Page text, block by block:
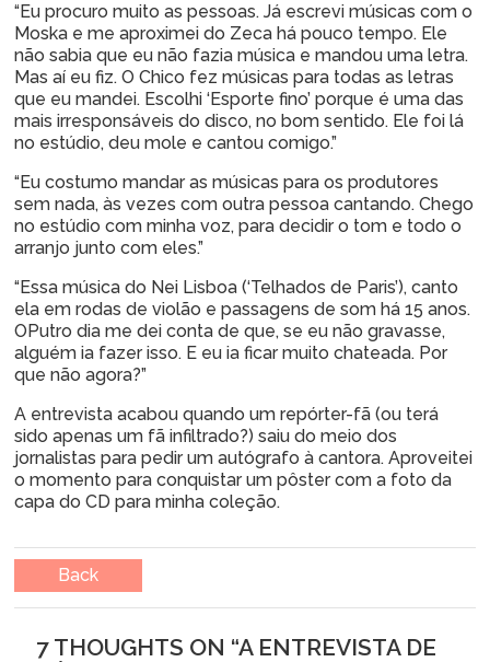
“Eu procuro muito as pessoas. Já escrevi músicas com o
Moska e me aproximei do Zeca há pouco tempo. Ele
não sabia que eu não fazia música e mandou uma letra.
Mas aí eu fiz. O Chico fez músicas para todas as letras
que eu mandei. Escolhi ‘Esporte fino’ porque é uma das
mais irresponsáveis do disco, no bom sentido. Ele foi lá
no estúdio, deu mole e cantou comigo.”
“Eu costumo mandar as músicas para os produtores
sem nada, às vezes com outra pessoa cantando. Chego
no estúdio com minha voz, para decidir o tom e todo o
arranjo junto com eles.”
“Essa música do Nei Lisboa (‘Telhados de Paris’), canto
ela em rodas de violão e passagens de som há 15 anos.
OPutro dia me dei conta de que, se eu não gravasse,
alguém ia fazer isso. E eu ia ficar muito chateada. Por
que não agora?”
A entrevista acabou quando um repórter-fã (ou terá
sido apenas um fã infiltrado?) saiu do meio dos
jornalistas para pedir um autógrafo à cantora. Aproveitei
o momento para conquistar um pôster com a foto da
capa do CD para minha coleção.
Back
7 THOUGHTS ON “A ENTREVISTA DE